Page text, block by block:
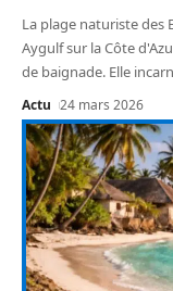
La plage naturiste des
Aygulf sur la Côte
de baignade. Elle
Actu 24 mars 2026